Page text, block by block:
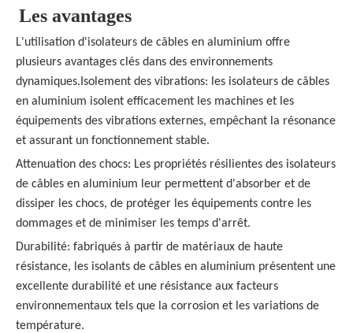
Les avantages
L'utilisation d'isolateurs de câbles en aluminium offre
plusieurs avantages clés dans des environnements
dynamiques. Isolement des vibrations: les isolateurs de câbles
en aluminium isolent efficacement les machines et les
équipements des vibrations externes, empêchant la résonance
et assurant un fonctionnement stable.
Attenuation des chocs: Les propriétés résilientes des isolateurs
de câbles en aluminium leur permettent d'absorber et de
dissiper les chocs, de protéger les équipements contre les
dommages et de minimiser les temps d'arrêt.
Durabilité: fabriqués à partir de matériaux de haute
résistance, les isolants de câbles en aluminium présentent une
excellente durabilité et une résistance aux facteurs
environnementaux tels que la corrosion et les variations de
température.